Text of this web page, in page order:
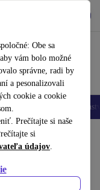
Obe sa
vám bolo možné
správne, radi by
a pesonalizovali
cookie a cookie
Prečítajte si naše
si
údajov.
hodinky
ľavá ležadlo